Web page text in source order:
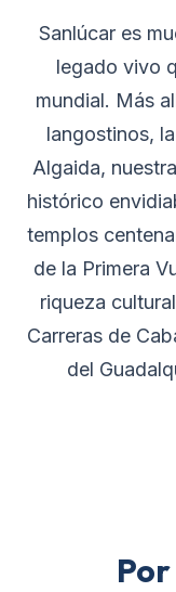
Sanlúcar es
legado vivo
mundial. Más
langostinos,
Algaida,
histórico
templos
de la Primera
riqueza
Carreras de
del